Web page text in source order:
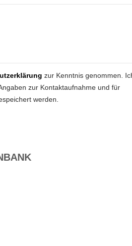
zur Kenntnis genommen.
zur Kontaktaufnahme und für
werden.